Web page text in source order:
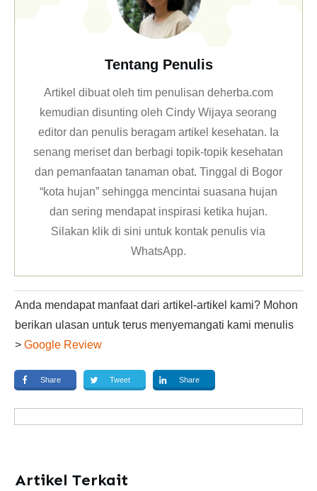
Tentang Penulis
Artikel dibuat oleh tim penulisan deherba.com
kemudian disunting oleh Cindy Wijaya seorang
editor dan penulis beragam artikel kesehatan. Ia
senang meriset dan berbagi topik-topik kesehatan
dan pemanfaatan tanaman obat. Tinggal di Bogor
“kota hujan” sehingga mencintai suasana hujan
dan sering mendapat inspirasi ketika hujan.
Silakan klikdi sini untuk kontak penulis via
WhatsApp.
Anda mendapat manfaat dari artikel-artikel kami? Mohon
berikan ulasan untuk terus menyemangati kami menulis
> Google Review
Share Tweet Share
Artikel Terkait